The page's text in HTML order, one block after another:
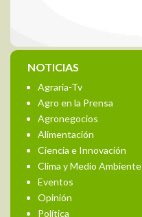
NOTICIAS
Agraria-Tv
Agro en la Prensa
Agronegocios
Alimentación
Ciencia e Innovación
Clima y Medio Ambiente
Eventos
Opinión
Política